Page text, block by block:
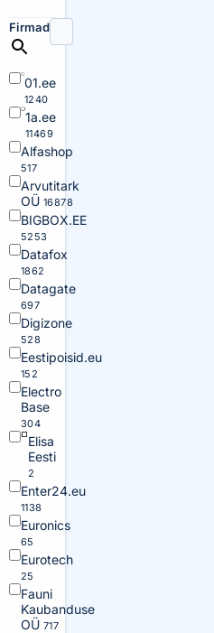
Firmad
01.ee
1240
1a.ee
11469
Alfashop
517
Arvutitark
OÜ 16878
BIGBOX.EE
5253
Datafox
1862
Datagate
697
Digizone
528
Eestipoisid.eu
152
Electro
Base
304
Elisa
Eesti
2
Enter24.eu
1138
Euronics
65
Eurotech
25
Fauni
Kaubanduse
OÜ 717